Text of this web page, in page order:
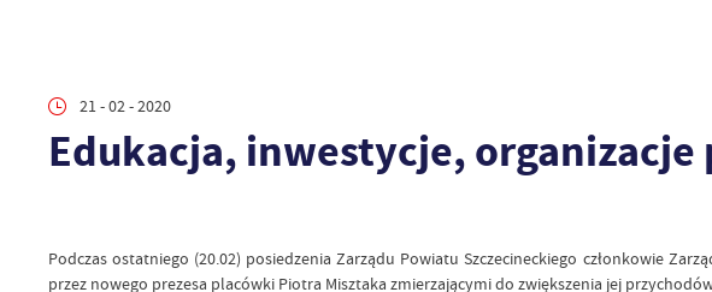
21 - 02 - 2020
Edukacja, inwestycje, organizacje
Podczas ostatniego (20.02) posiedzenia Zarządu Powiatu Szczecineckiego członkowie
przez nowego prezesa placówki Piotra Misztaka zmierzającymi do zwiększenia jej